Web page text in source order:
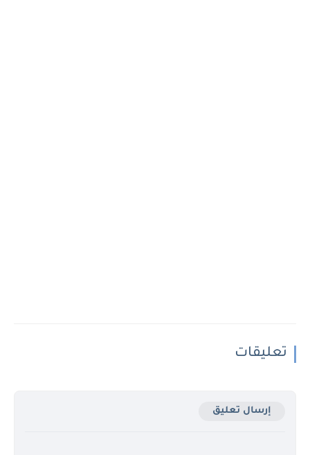
تعليقات
إرسال تعليق